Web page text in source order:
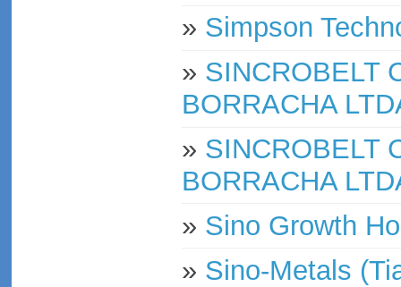
» Simpson
» SINCROBELT
BORRACHA
» SINCROBELT
BORRACHA
» Sino Growth
» Sino-Metals